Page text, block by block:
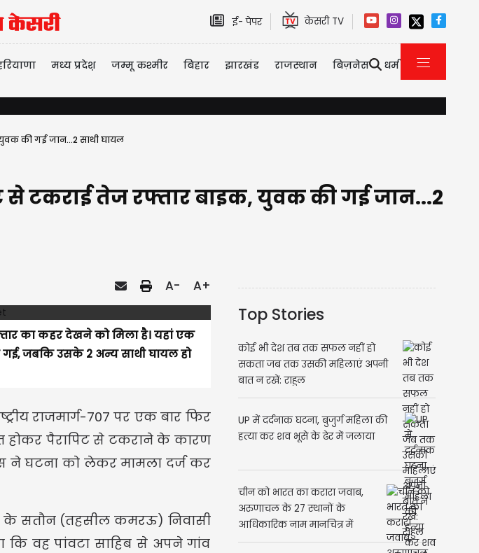
ई- पेपर केसरी TV
मध्य प्रदेश़ जम्मू कश्मीर बिहार झारखंड राजस्थान बिज़नेस धर्म
की गई जान...2 साथी घायल
से टकराई तेज रफ्तार बाइक, युवक की गई जान...2
A- A+
का कहर देखने को मिला है। यहां एक
जबकि उसके 2 अन्य साथी घायल हो
राजमार्ग-707 पर एक बार फिर
होकर पैरापिट से टकराने के कारण
ने घटना काे लेकर मामला दर्ज कर
के सतौन (तहसील कमरऊ) निवासी
कि वह पांवटा साहिब से अपने गांव
Top Stories
कोई भी देश तब तक सफल नहीं हो
सकता जब तक उसकी महिलाएं अपनी
बात न रखें: राहुल
UP में दर्दनाक घटना, बुजुर्ग महिला की
हत्या कर शव भूसे के ढेर में जलाया
चीन को भारत का करारा जवाब,
अरुणाचल के 27 स्थानों के
आधिकारिक नाम मानचित्र में
शामिल